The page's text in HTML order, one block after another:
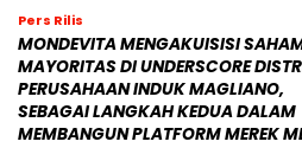
Pers Rilis
MONDEVITA MENGAKUISISI
MAYORITAS DI UNDERSCORE
PERUSAHAAN INDUK MAGLIANO,
SEBAGAI LANGKAH KEDUA DALAM
MEMBANGUN PLATFORM MEREK